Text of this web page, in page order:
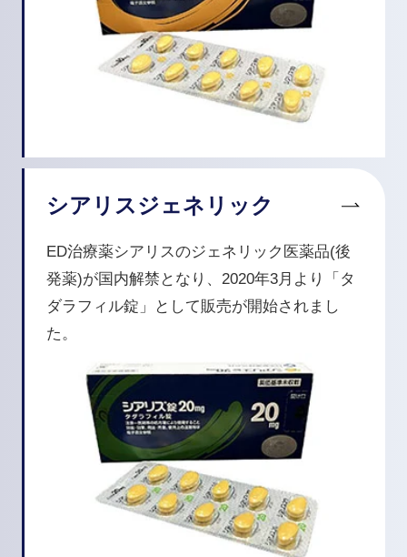
シアリスジェネリック
ED治療薬シアリスのジェネリック医薬品(後
発薬)が国内解禁となり、2020年3月より「タ
ダラフィル錠」として販売が開始されまし
た。